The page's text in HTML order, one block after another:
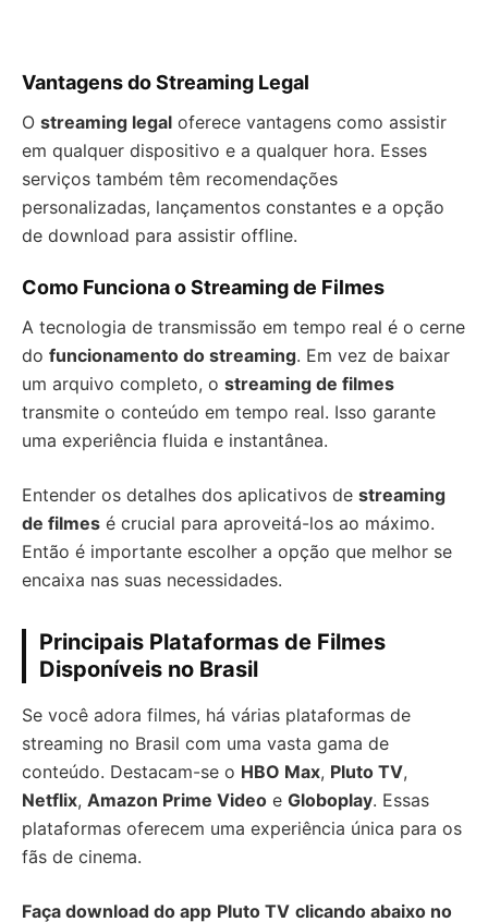
Vantagens do Streaming Legal
O streaming legal oferece vantagens como assistir
em qualquer dispositivo e a qualquer hora. Esses
serviços também têm recomendações
personalizadas, lançamentos constantes e a opção
de download para assistir offline.
Como Funciona o Streaming de Filmes
A tecnologia de transmissão em tempo real é o cerne
do funcionamento do streaming. Em vez de baixar
um arquivo completo, o streaming de filmes
transmite o conteúdo em tempo real. Isso garante
uma experiência fluida e instantânea.
Entender os detalhes dos aplicativos de streaming
de filmes é crucial para aproveitá-los ao máximo.
Então é importante escolher a opção que melhor se
encaixa nas suas necessidades.
Principais Plataformas de Filmes
Disponíveis no Brasil
Se você adora filmes, há várias plataformas de
streaming no Brasil com uma vasta gama de
conteúdo. Destacam-se o HBO Max, Pluto TV,
Netflix, Amazon Prime Video e Globoplay. Essas
plataformas oferecem uma experiência única para os
fãs de cinema.
Faça download do app Pluto TV clicando abaixo no